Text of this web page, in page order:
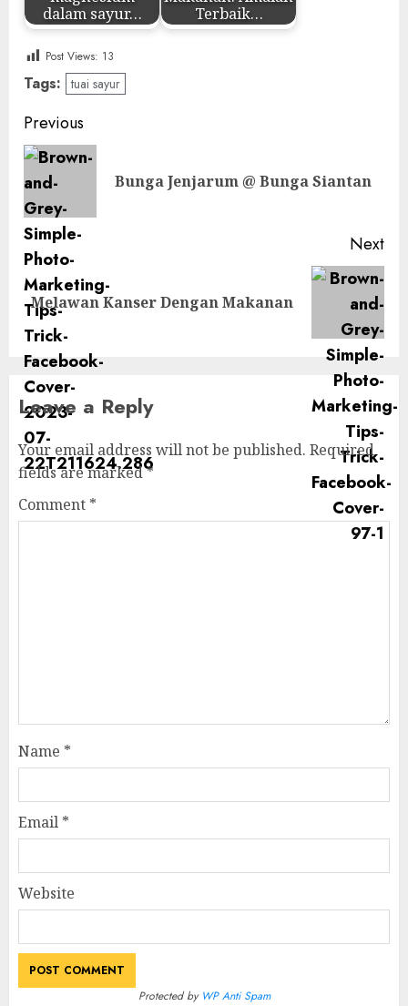
dalam sayur…
Terbaik…
Post Views: 13
Tags: tuai sayur
Post
navigation
Previous
Bunga Jenjarum @ Bunga Siantan
Next
Next
post:
Melawan Kanser Dengan Makanan
Leave a Reply
Your email address will not be published. Required
fields are marked*
Comment *
Name *
Email *
Website
Protected by WP Anti Spam